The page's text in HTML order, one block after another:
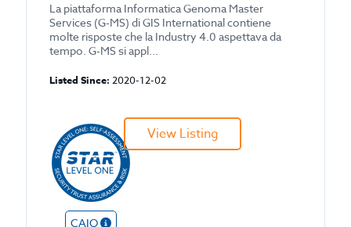
La piattaforma Informatica Genoma Master
Services (G-MS) di GIS International contiene
molte risposte che la Industry 4.0 aspettava da
tempo. G-MS si appl...
Listed Since: 2020-12-02
CAIQ
View Listing